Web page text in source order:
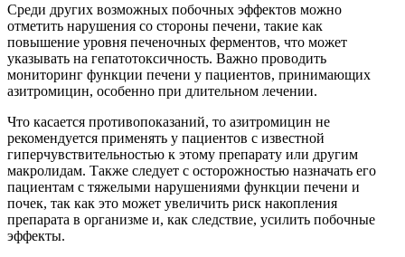
Среди других возможных побочных эффектов можно
отметить нарушения со стороны печени, такие как
повышение уровня печеночных ферментов, что может
указывать на гепатотоксичность. Важно проводить
мониторинг функции печени у пациентов, принимающих
азитромицин, особенно при длительном лечении.
Что касается противопоказаний, то азитромицин не
рекомендуется применять у пациентов с известной
гиперчувствительностью к этому препарату или другим
макролидам. Также следует с осторожностью назначать его
пациентам с тяжелыми нарушениями функции печени и
почек, так как это может увеличить риск накопления
препарата в организме и, как следствие, усилить побочные
эффекты.